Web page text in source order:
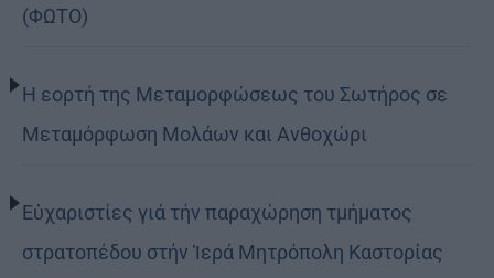
(ΦΩΤΟ)
Η εορτή της Μεταμορφώσεως του Σωτήρος σε
Μεταμόρφωση Μολάων και Ανθοχώρι
Εὐχαριστίες γιά τήν παραχώρηση τμήματος
στρατοπέδου στήν Ἱερά Μητρόπολη Καστορίας